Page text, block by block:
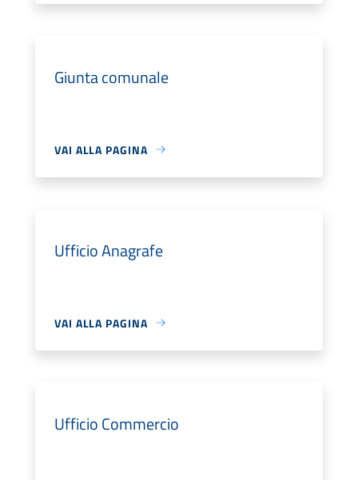
Giunta comunale
VAI ALLA PAGINA
Ufficio Anagrafe
VAI ALLA PAGINA
Ufficio Commercio